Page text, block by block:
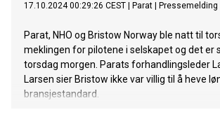
17.10.2024 00:29:26 CEST Parat Pressemelding
Parat, NHO og Bristow Norway ble natt til
meklingen for pilotene i selskapet og det er
torsdag morgen. Parats forhandlingsleder
Larsen sier Bristow ikke var villig til å heve
bransjestandard.